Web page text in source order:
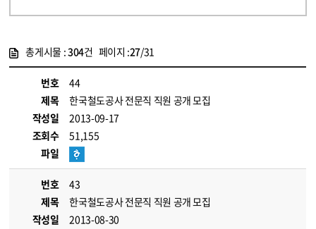
총게시물 :304건 페이지 :27/31
번호
44
제목
한국철도공사 전문직 직원 공개 모집
작성일
2013-09-17
조회수
51,155
파일
번호
43
제목
한국철도공사 전문직 직원 공개 모집
작성일
2013-08-30